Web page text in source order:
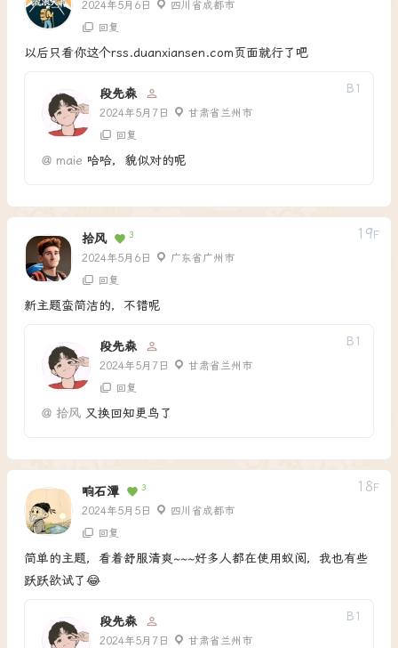
2024年5月6日
四川省成都市
回复
以后只看你这个rss.duanxiansen.com页面就行了吧
段先森
2024年5月7日 甘肃省兰州市
B 1
回复
@ maie 哈哈，貌似对的呢
拾风 3
2024年5月6日 广东省广州市
19 F
回复
新主题蛮简洁的，不错呢
段先森
2024年5月7日 甘肃省兰州市
B 1
回复
@ 拾风又换回知更鸟了
响石潭 3
2024年5月5日 四川省成都市
18 F
回复
简单的主题，看着舒服清爽~~~好多人都在使用蚁阅，我也有些
跃跃欲试了😂
段先森
2024年5月7日 甘肃省兰州市
B 1